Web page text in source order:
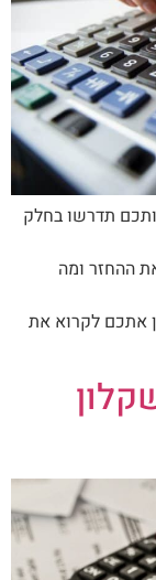
תדרשו בחלק
ההחזר ומה
אתכם לקרוא את